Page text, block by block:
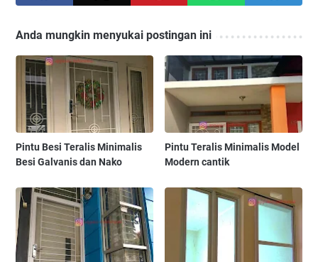
Anda mungkin menyukai postingan ini
Pintu Besi Teralis Minimalis
Besi Galvanis dan Nako
Pintu Teralis Minimalis Model
Modern cantik